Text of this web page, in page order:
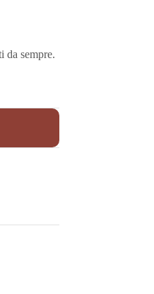
da sempre.